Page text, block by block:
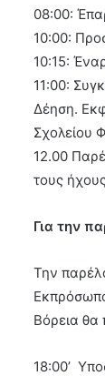
08:00:
10:00:
10:15:
11:00:
Δέηση.
Σχολείου
12.00
τους
Για την
Την
Βόρεια θα
18:00’